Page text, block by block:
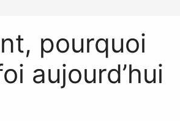
pourquoi
aujourd’hui